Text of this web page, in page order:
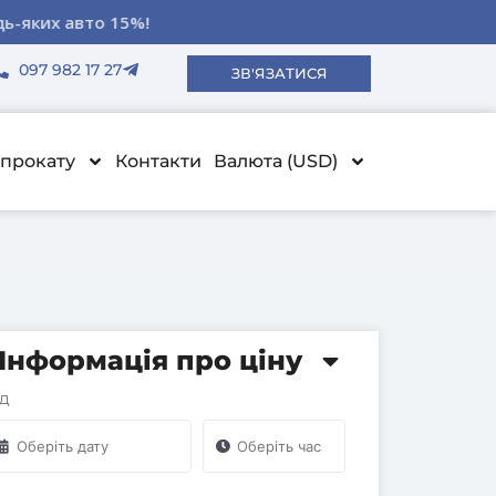
авто!
авто!
авто!
097 982 17 27 ЗВ'ЯЗАТИСЯ
Контакти Валюта (USD)
Інформація про ціну